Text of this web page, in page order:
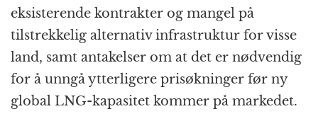
eksisterende kontrakter og mangel på
tilstrekkelig alternativ infrastruktur for visse
land, samt antakelser om at det er nødvendig
for å unngå ytterligere prisøkninger før ny
global LNG-kapasitet kommer på markedet.